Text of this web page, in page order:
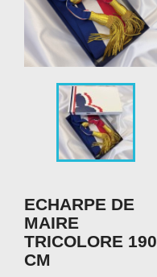
ECHARPE DE
MAIRE
TRICOLORE 190
CM